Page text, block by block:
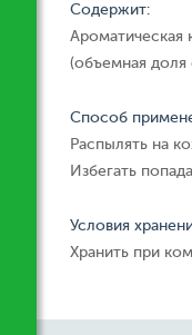
Содержит:
Ароматическая
(объемная доля
Способ
Распылять на
Избегать
Условия
Хранить при